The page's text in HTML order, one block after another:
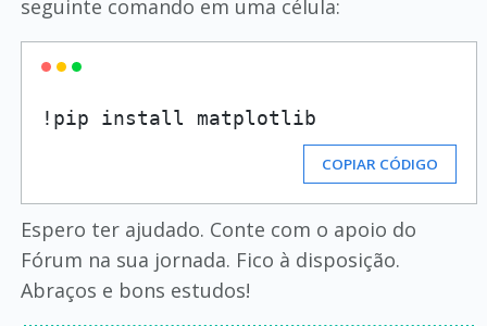
seguinte comando em uma célula:
COPIAR CÓDIGO
Espero ter ajudado. Conte com o apoio do
Fórum na sua jornada. Fico à disposição.
Abraços e bons estudos!